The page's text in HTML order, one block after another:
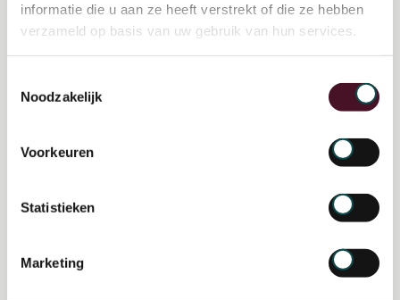
informatie die u aan ze heeft verstrekt of die ze hebben
verzameld op basis van uw gebruik van hun services.
Noodzakelijk
Voorkeuren
Statistieken
Marketing